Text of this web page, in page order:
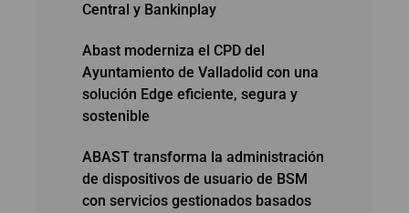
Central y Bankinplay
Abast moderniza el CPD del
Ayuntamiento de Valladolid con una
solución Edge eficiente, segura y
sostenible
ABAST transforma la administración
de dispositivos de usuario de BSM
con servicios gestionados basados